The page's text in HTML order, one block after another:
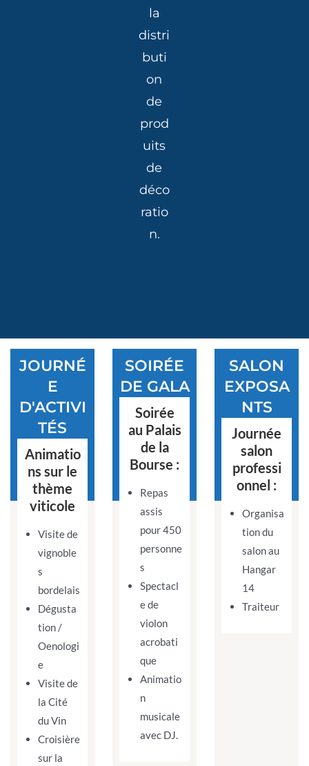
la
distri
buti
on
de
prod
uits
de
déco
ratio
n.
JOURNÉ
E
D'ACTIVI
TÉS
Animatio
ns sur le
thème
viticole
Visite de
vignoble
s
bordelais
Dégusta
tion /
Oenologi
e
Visite de
la Cité
du Vin
Croisière
sur la
SOIRÉE
DE GALA
Soirée
au Palais
de la
Bourse :
Repas
assis
pour 450
personne
s
Spectacl
e de
violon
acrobati
que
Animatio
n
musicale
avec DJ.
SALON
EXPOSA
NTS
Journée
salon
professi
onnel :
Organisa
tion du
salon au
Hangar
14
Traiteur